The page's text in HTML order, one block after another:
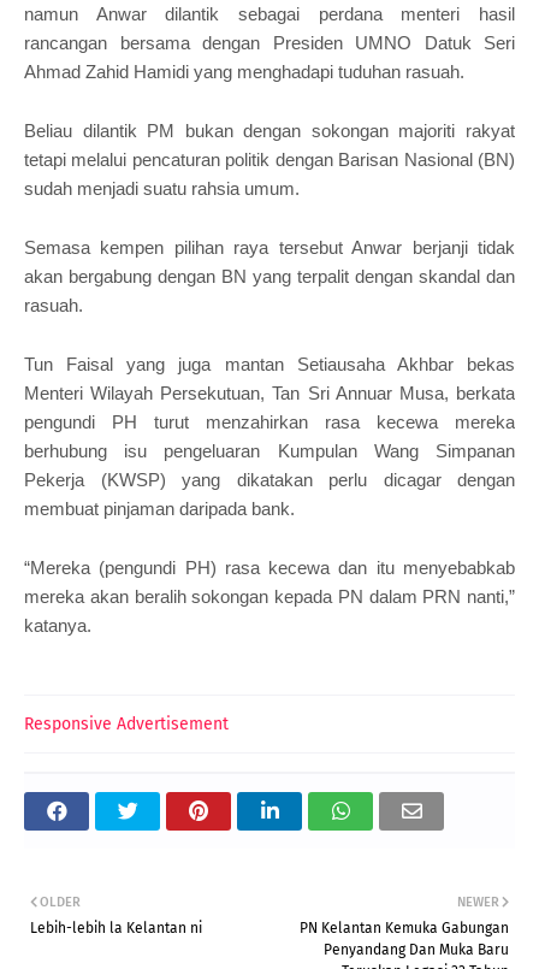
namun Anwar dilantik sebagai perdana menteri hasil
rancangan bersama dengan Presiden UMNO Datuk Seri
Ahmad Zahid Hamidi yang menghadapi tuduhan rasuah.
Beliau dilantik PM bukan dengan sokongan majoriti rakyat
tetapi melalui pencaturan politik dengan Barisan Nasional (BN)
sudah menjadi suatu rahsia umum.
Semasa kempen pilihan raya tersebut Anwar berjanji tidak
akan bergabung dengan BN yang terpalit dengan skandal dan
rasuah.
Tun Faisal yang juga mantan Setiausaha Akhbar bekas
Menteri Wilayah Persekutuan, Tan Sri Annuar Musa, berkata
pengundi PH turut menzahirkan rasa kecewa mereka
berhubung isu pengeluaran Kumpulan Wang Simpanan
Pekerja (KWSP) yang dikatakan perlu dicagar dengan
membuat pinjaman daripada bank.
“Mereka (pengundi PH) rasa kecewa dan itu menyebabkab
mereka akan beralih sokongan kepada PN dalam PRN nanti,”
katanya.
Responsive Advertisement
NEWER
PN Kelantan Kemuka Gabungan
Penyandang Dan Muka Baru
OLDER
Lebih-lebih la Kelantan ni